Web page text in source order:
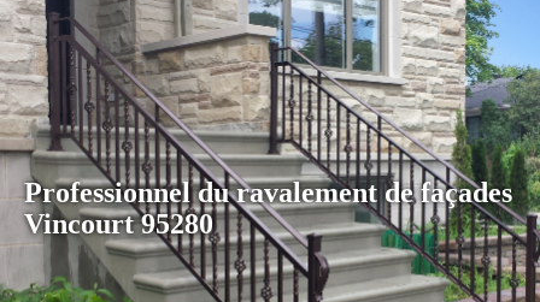
Professionnel du ravalement de façades
Vincourt 95280